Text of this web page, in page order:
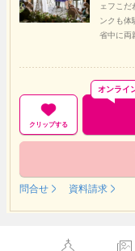
ェフこだ
ンクも
省中に両
クリップする
オンライ
問合せ 資料請求